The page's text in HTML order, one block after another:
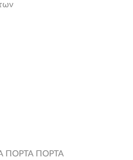
ΠΟΡΤΑ ΠΟΡΤΑ